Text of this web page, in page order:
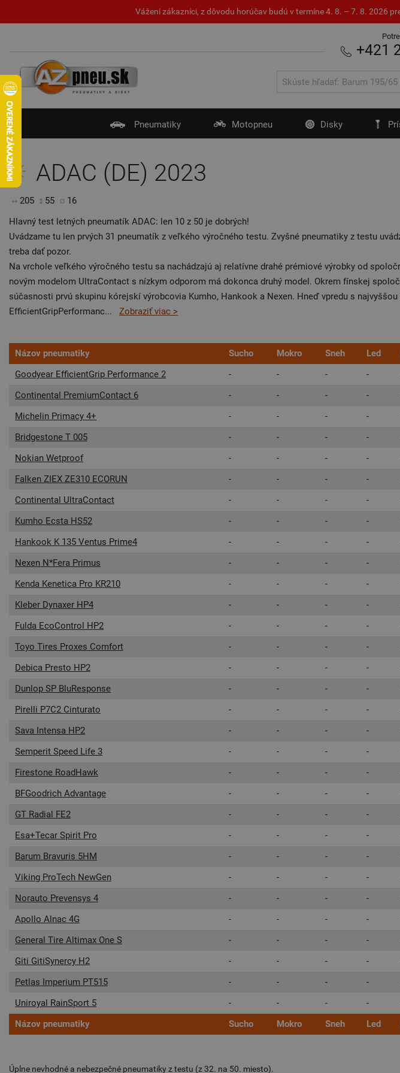
Vážení zákazníci, z dôvodu horúčav budú v termíne 4. 8. – 7. 8. 2026
+421
Pneumatiky Motopneu Disky
ADAC (DE) 2023
205 55
16
Hlavný test letných pneumatík ADAC: len 10 z 50 je dobrých!
Uvádzame tu len prvých 31 pneumatík z veľkého výročného testu. Zvyšné pneumatiky z testu
treba dať pozor.
Na vrchole veľkého výročného testu sa nachádzajú aj relatívne drahé prémiové výrobky od
novým modelom UltraContact s nízkym odporom má dokonca druhý model. Okrem fínskej
súčasnosti prvú skupinu kórejskí výrobcovia Kumho, Hankook a Nexen. Hneď vpredu s
EfficientGripPerformanc... Zobraziť viac >
Názov pneumatiky Sucho Mokro Sneh Led
Goodyear EfficientGrip Performance 2
- - - -
Continental PremiumContact 6
- - - -
Michelin Primacy 4+
- - - -
Bridgestone T 005
- - - -
Nokian Wetproof
- - - -
Falken ZIEX ZE310 ECORUN
- - - -
Continental UltraContact
- - - -
Kumho Ecsta HS52
- - - -
Hankook K 135 Ventus Prime4
- - - -
Nexen N*Fera Primus
- - - -
Kenda Kenetica Pro KR210
- - - -
Kleber Dynaxer HP4
- - - -
Fulda EcoControl HP2
- - - -
Toyo Tires Proxes Comfort
- - - -
Debica Presto HP2
- - - -
Dunlop SP BluResponse
- - - -
Pirelli P7C2 Cinturato
- - - -
Sava Intensa HP2
- - - -
Semperit Speed Life 3
- - - -
Firestone RoadHawk
- - - -
BFGoodrich Advantage
- - - -
GT Radial FE2
- - - -
Esa+Tecar Spirit Pro
- - - -
Barum Bravuris 5HM
- - - -
Viking ProTech NewGen
- - - -
Norauto Prevensys 4
- - - -
Apollo Alnac 4G
- - - -
General Tire Altimax One S
- - - -
Giti GitiSynercy H2
- - - -
Petlas Imperium PT515
- - - -
Uniroyal RainSport 5
- - - -
Názov pneumatiky
Sucho Mokro Sneh Led
Úplne nevhodné a nebezpečné pneumatiky z testu (z 32. na 50. miesto).